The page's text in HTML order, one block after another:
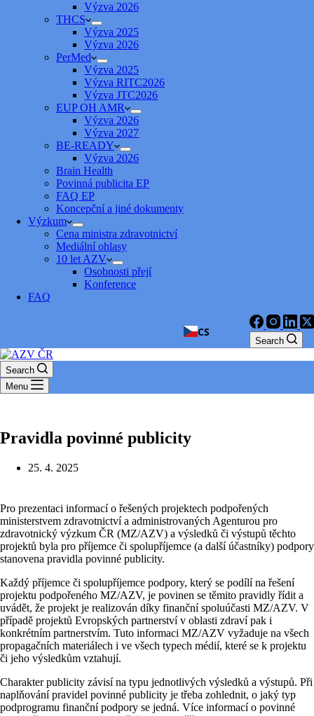
Výzva 2026
THCS
Výzva 2025
Výzva 2026
PerMed
Výzva 2025
Výzva RITC2026
Výzva JTC2026
EUP OH AMR
Výzva 2026
Výzva 2027
BE-READY
Výzva 2026
Brain Health
Povinná publicita EP
FAQ EP
Koncepční a jiné dokumenty
Výzkum
Cena ministra zdravotnictví
Mediální ohlasy
10 let AZV
Osobnosti přejí
Konference
FAQ
Search
CS
Search
Menu
Pravidla povinné publicity
25. 4. 2025
Pro prezentaci informací o řešených projektech podpořených
ministerstvem zdravotnictví a administrovaných Agenturou pro
zdravotnický výzkum ČR (MZ/AZV) a výsledků či výstupů těchto
projektů byla pro příjemce či spolupříjemce (a další účastníky) podpory
stanovena pravidla povinné publicity.
Každý příjemce či spolupříjemce podpory, který se podílí na řešení
projektu podpořeného MZ/AZV, je povinen se těmito pravidly řídit a
uvádět, že projekt je realizován díky finanční spoluúčasti MZ/AZV. V
případě projektů Evropských partnerství v oblasti zdraví pak i
konkrétním partnerstvím. Tuto informaci MZ/AZV vyžaduje na všech
propagačních materiálech i ve všech typech médií, které se k projektu
či jeho výsledkům vztahují.
Charakter publicity závisí na typu jednotlivých výsledků a výstupů. Při
naplňování pravidel povinné publicity je třeba zohlednit, o jaký typ
podprogramu finanční podpory se jedná. Více informací o povinné